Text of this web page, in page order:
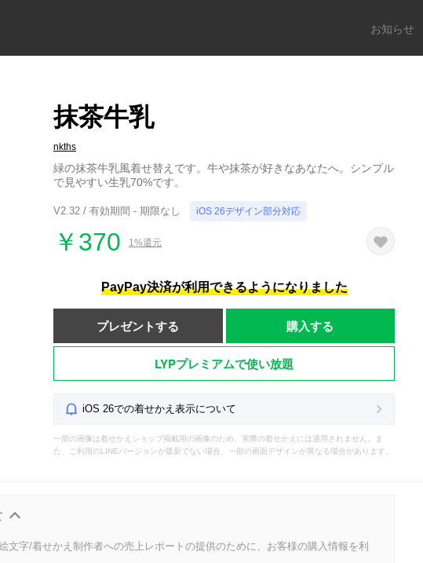
お知らせ
抹茶牛乳
nkths
緑の抹茶牛乳風着せ替えです。牛や抹茶が好きなあなたへ。シンプル
で見やすい生乳70%です。
V2.32 / 有効期間 - 期限なし iOS 26デザイン部分対応
￥370 1%還元
PayPay決済が利用できるようになりました
プレゼントする 購入する
LYPプレミアムで使い放題
iOS 26での着せかえ表示について
一部の画像は着せかえショップ掲載用の画像のため、実際の着せかえには適用されません。ま
た、ご利用のLINEバージョンが最新でない場合、一部の画面デザインが異なる場合があります。
文字/着せかえ制作者への売上レポートの提供のために、お客様の購入情報を利